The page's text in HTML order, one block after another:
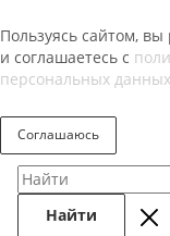
Пользуясь сайтом,
и соглашаетесь с
персональных данных
Соглашаюсь
Найти